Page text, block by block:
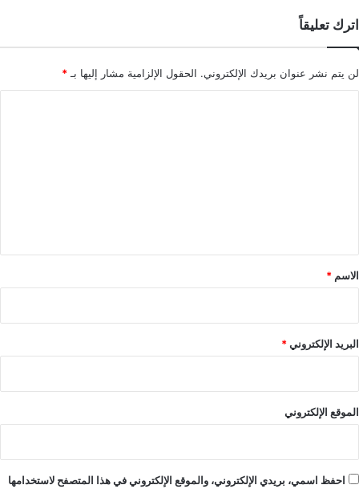
اترك تعليقاً
لن يتم نشر عنوان بريدك الإلكتروني. الحقول الإلزامية مشار إليها بـ *
*
الاسم *
البريد الإلكتروني*
الموقع الإلكتروني
احفظ اسمي، بريدي الإلكتروني، والموقع الإلكتروني في هذا المتصفح لاستخدامها